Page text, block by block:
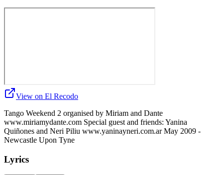
View on El Recodo
Tango Weekend 2 organised by Miriam and Dante
www.miriamydante.com Special guest and friends: Yanina
Quiñones and Neri Piliu www.yaninayneri.com.ar May 2009 -
Newcastle Upon Tyne
Lyrics